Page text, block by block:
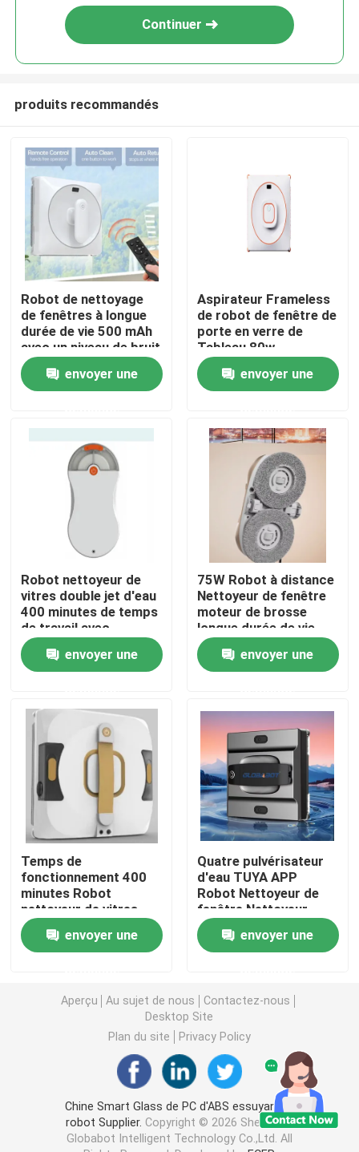
maison
Produits
vidéos
Au sujet de nous
Visite d'usine
Contrôle de qualité
Demandez une citation
Laveur de vitres de robot
Continuer
produits recommandés
Robot de nettoyage
de fenêtres à longue
durée de vie 500 mAh
avec un niveau de bruit
de 65 dB
envoyer une
Aspirateur Frameless
de robot de fenêtre de
porte en verre de
Tableau 80w
envoyer une
Robot nettoyeur de
vitres double jet d'eau
400 minutes de temps
de travail avec
télécommande
envoyer une
75W Robot à distance
Nettoyeur de fenêtre
moteur de brosse
longue durée de vie
envoyer une
Temps de
fonctionnement 400
minutes Robot
nettoyeur de vitres
Temps de charge 3
heures envoyer une
Quatre pulvérisateur
d'eau TUYA APP
Robot Nettoyeur de
fenêtre Nettoyeur
d'eau
envoyer une
Aperçu Au sujet de nous
Contactez-nous
Desktop Site
Plan du site
Privacy Policy
Chine Smart Glass de PC d'ABS essuyant le
robot Supplier. Copyright © 2026 Shenzhen
Globabot Intelligent Technology Co.,Ltd. All